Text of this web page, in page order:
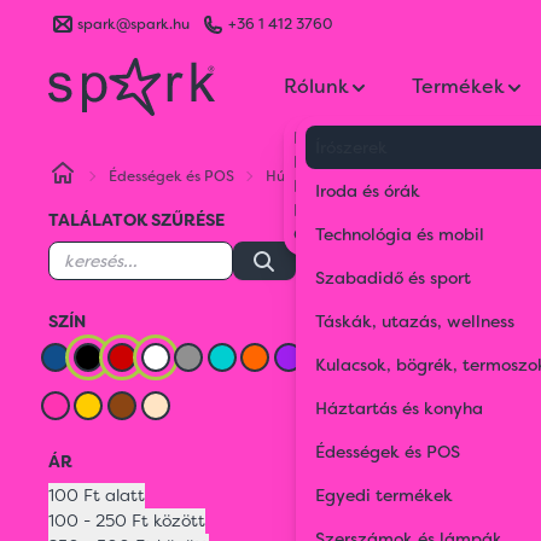
spark@spark.hu +36 1 412 3760
Rólunk
Kik vagyunk
Kapcsolat
Blog
Karrier
Gyakran Ismételt Kérdések
Termékek
Iroda és órák
Technológia és mobil
Szabadidő és sport
Táskák, utazás, wellness
Kulacsok, bögrék,
Háztartás és konyha
Édességek és POS
Egyedi termékek
Édességek és POS Húsvét
TALÁLATOK SZŰRÉSE
SZÍN
ÁR
100 Ft alatt
100 - 250 Ft között
Rágógumik és
Húsvét
Fekete